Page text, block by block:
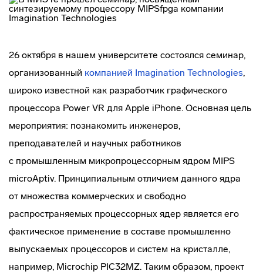
26 октября в нашем университете состоялся семинар,
организованный компанией Imagination Technologies,
широко известной как разработчик графического
процессора Power VR для Apple iPhone. Основная цель
мероприятия: познакомить инженеров,
преподавателей и научных работников
с промышленным микропроцессорным ядром MIPS
microAptiv. Принципиальным отличием данного ядра
от множества коммерческих и свободно
распространяемых процессорных ядер является его
фактическое применение в составе промышленно
выпускаемых процессоров и систем на кристалле,
например, Microchip PIC32MZ. Таким образом, проект